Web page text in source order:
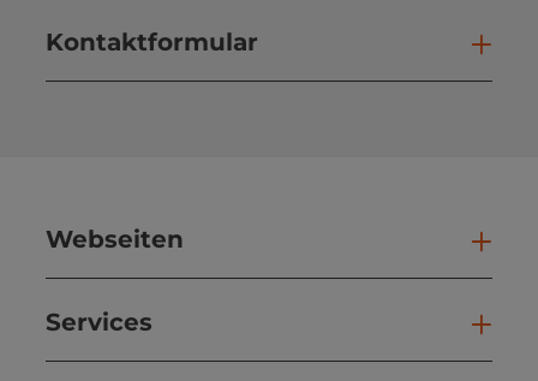
Kontaktformular
Webseiten
Services